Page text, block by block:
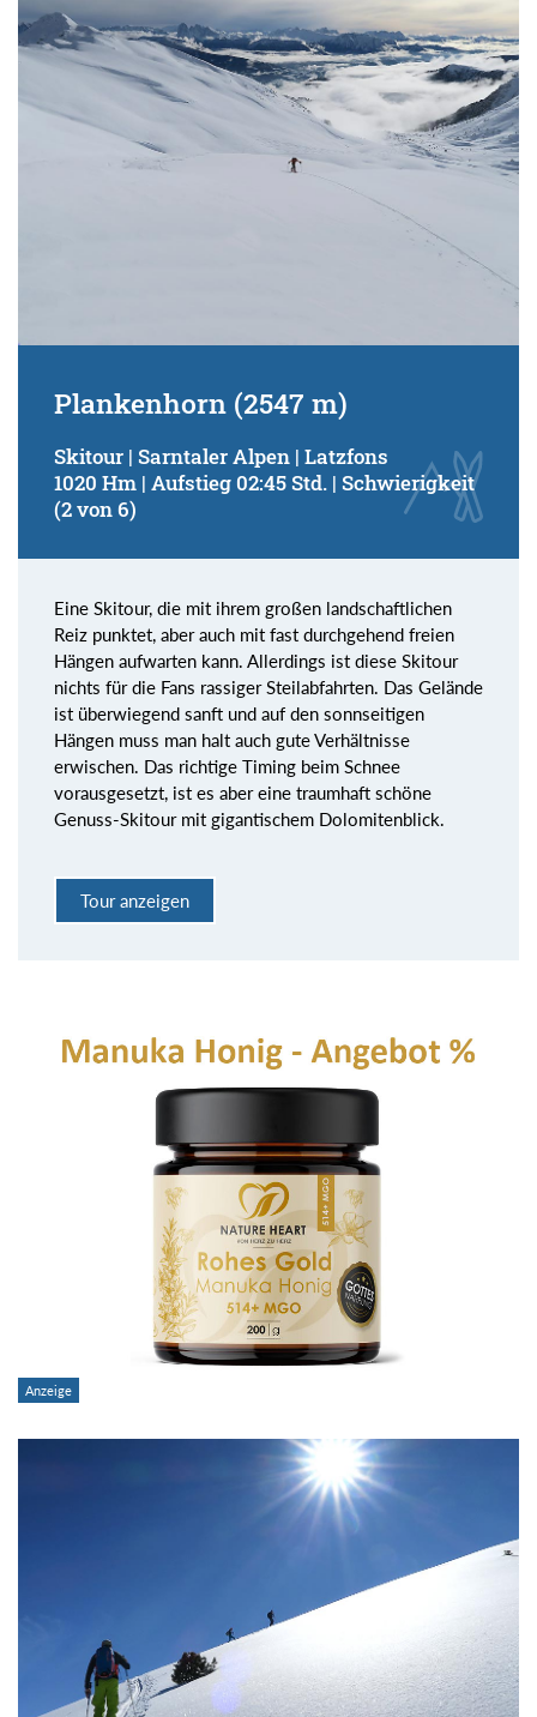
Plankenhorn (2547 m)
Skitour | Sarntaler Alpen | Latzfons
1020 Hm | Aufstieg 02:45 Std. | Schwierigkeit
(2 von 6)
Eine Skitour, die mit ihrem großen landschaftlichen
Reiz punktet, aber auch mit fast durchgehend freien
Hängen aufwarten kann. Allerdings ist diese Skitour
nichts für die Fans rassiger Steilabfahrten. Das Gelände
ist überwiegend sanft und auf den sonnseitigen
Hängen muss man halt auch gute Verhältnisse
erwischen. Das richtige Timing beim Schnee
vorausgesetzt, ist es aber eine traumhaft schöne
Genuss-Skitour mit gigantischem Dolomitenblick.
Tour anzeigen